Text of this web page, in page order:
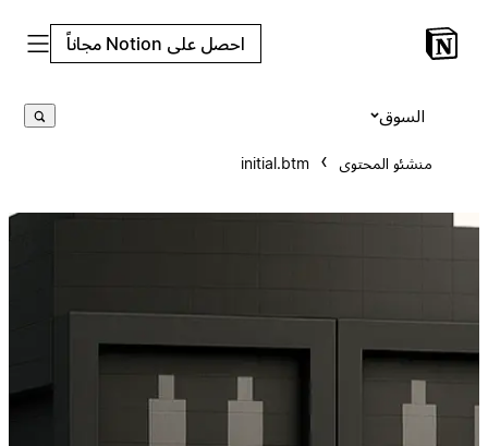
احصل على Notion مجاناً
منشئو المحتوى initial.btm